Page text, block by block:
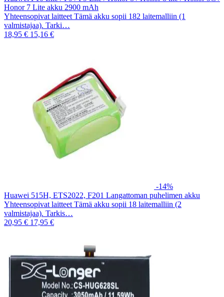
Honor 7 Lite akku 2900 mAh
Yhteensopivat laitteet Tämä akku sopii 182 laitemalliin (1
valmistajaa). Tarki…
18,95 € 15,16 €
-14%
Huawei 515H, ETS2022, F201 Langattoman puhelimen akku
Yhteensopivat laitteet Tämä akku sopii 18 laitemalliin (2
valmistajaa). Tarkis…
20,95 € 17,95 €